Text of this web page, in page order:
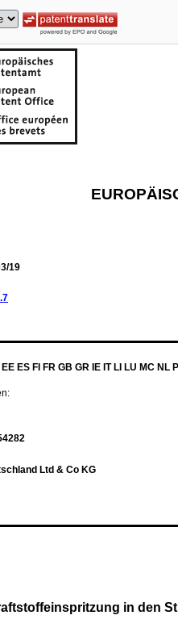
19
ES FI FR GB GR IE IT LI LU MC NL
Ltd & Co KG
in den